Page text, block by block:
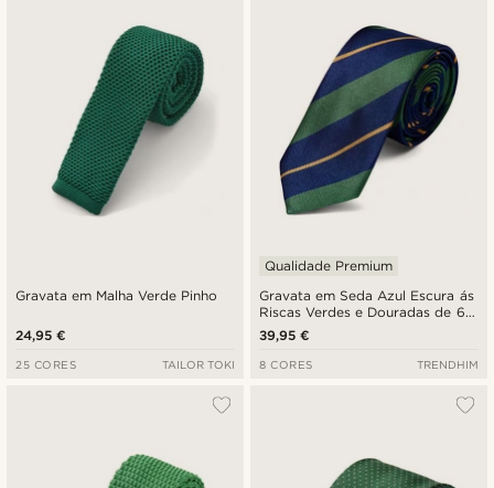
Gravata em Malha Verde Pinho
24,95 €
25 CORES TAILOR TOKI
Gravata em Seda Azul Escura ás
Riscas Verdes e Douradas de 6
cm
Qualidade Premium
39,95 €
8 CORES TRENDHIM